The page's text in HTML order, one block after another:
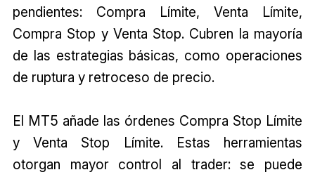
pendientes: Compra Límite, Venta Límite,
Compra Stop y Venta Stop. Cubren la mayoría
de las estrategias básicas, como operaciones
de ruptura y retroceso de precio.
El MT5 añade las órdenes Compra Stop Límite
y Venta Stop Límite. Estas herramientas
otorgan mayor control al trader: se puede